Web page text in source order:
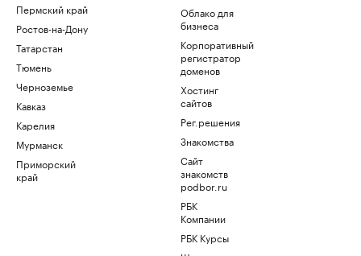
Пермский край
Ростов-на-Дону
Татарстан
Тюмень
Черноземье
Кавказ
Карелия
Мурманск
Приморский
край
Облако для
бизнеса
Корпоративный
регистратор
доменов
Хостинг
сайтов
Рег.решения
Знакомства
Сайт
знакомств
podbor.ru
РБК
Компании
РБК Курсы